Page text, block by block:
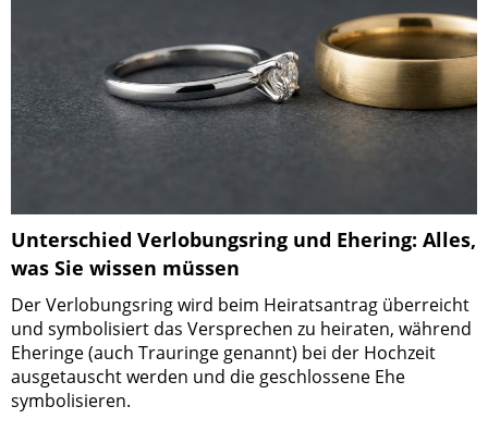
Unterschied Verlobungsring und Ehering: Alles,
was Sie wissen müssen
Der Verlobungsring wird beim Heiratsantrag überreicht
und symbolisiert das Versprechen zu heiraten, während
Eheringe (auch Trauringe genannt) bei der Hochzeit
ausgetauscht werden und die geschlossene Ehe
symbolisieren.